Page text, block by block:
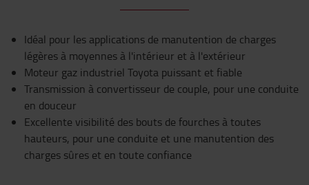
Idéal pour les applications de manutention de charges
légères à moyennes à l'intérieur et à l'extérieur
Moteur gaz industriel Toyota puissant et fiable
Transmission à convertisseur de couple, pour une conduite
en douceur
Excellente visibilité des bouts de fourches à toutes
hauteurs, pour une conduite et une manutention des
charges sûres et en toute confiance